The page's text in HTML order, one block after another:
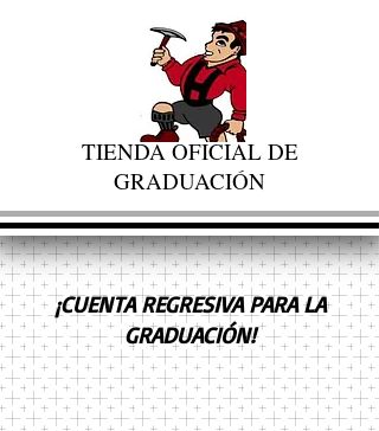
TIENDA OFICIAL DE
GRADUACIÓN
¡CUENTA REGRESIVA PARA LA
GRADUACIÓN!